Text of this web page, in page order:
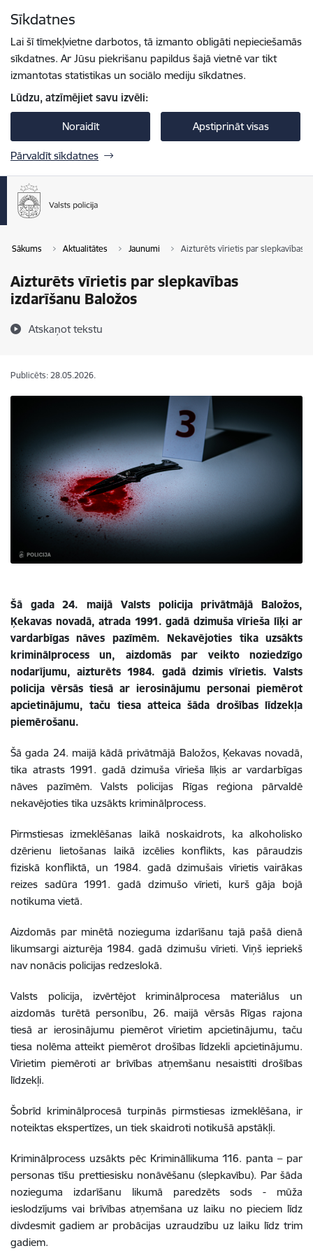
Sīkdatnes
Lai šī tīmekļvietne darbotos, tā izmanto obligāti nepieciešamās
sīkdatnes. Ar Jūsu piekrišanu papildus šajā vietnē var tikt
izmantotas statistikas un sociālo mediju sīkdatnes.
Lūdzu, atzīmējiet savu izvēli:
Noraidīt Apstiprināt visas
Pārvaldīt sīkdatnes
Sākums Aktualitātes Jaunumi Aizturēts vīrietis par slepkavības
Aizturēts vīrietis par slepkavības
izdarīšanu Baložos
Atskaņot tekstu
Publicēts: 28.05.2026.
Šā gada 24. maijā Valsts policija privātmājā Baložos,
Ķekavas novadā, atrada 1991. gadā dzimuša vīrieša līķi ar
vardarbīgas nāves pazīmēm. Nekavējoties tika uzsākts
kriminālprocess un, aizdomās par veikto noziedzīgo
nodarījumu, aizturēts 1984. gadā dzimis vīrietis. Valsts
policija vērsās tiesā ar ierosinājumu personai piemērot
apcietinājumu, taču tiesa atteica šāda drošības līdzekļa
piemērošanu.
Šā gada 24. maijā kādā privātmājā Baložos, Ķekavas novadā,
tika atrasts 1991. gadā dzimuša vīrieša līķis ar vardarbīgas
nāves pazīmēm. Valsts policijas Rīgas reģiona pārvaldē
nekavējoties tika uzsākts kriminālprocess.
Pirmstiesas izmeklēšanas laikā noskaidrots, ka alkoholisko
dzērienu lietošanas laikā izcēlies konflikts, kas pāraudzis
fiziskā konfliktā, un 1984. gadā dzimušais vīrietis vairākas
reizes sadūra 1991. gadā dzimušo vīrieti, kurš gāja bojā
notikuma vietā.
Aizdomās par minētā nozieguma izdarīšanu tajā pašā dienā
likumsargi aizturēja 1984. gadā dzimušu vīrieti. Viņš iepriekš
nav nonācis policijas redzeslokā.
Valsts policija, izvērtējot kriminālprocesa materiālus un
aizdomās turētā personību, 26. maijā vērsās Rīgas rajona
tiesā ar ierosinājumu piemērot vīrietim apcietinājumu, taču
tiesa nolēma atteikt piemērot drošības līdzekli apcietinājumu.
Vīrietim piemēroti ar brīvības atņemšanu nesaistīti drošības
līdzekļi.
Šobrīd kriminālprocesā turpinās pirmstiesas izmeklēšana, ir
noteiktas ekspertīzes, un tiek skaidroti notikušā apstākļi.
Kriminālprocess uzsākts pēc Krimināllikuma 116. panta – par
personas tīšu prettiesisku nonāvēšanu (slepkavību). Par šāda
nozieguma izdarīšanu likumā paredzēts sods - mūža
ieslodzījums vai brīvības atņemšana uz laiku no pieciem līdz
divdesmit gadiem ar probācijas uzraudzību uz laiku līdz trim
gadiem.